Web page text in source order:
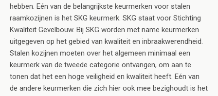
hebben. Eén van de belangrijkste keurmerken voor stalen
raamkozijnen is het SKG keurmerk. SKG staat voor Stichting
Kwaliteit Gevelbouw. Bij SKG worden met name keurmerken
uitgegeven op het gebied van kwaliteit en inbraakwerendheid.
Stalen kozijnen moeten over het algemeen minimaal een
keurmerk van de tweede categorie ontvangen, om aan te
tonen dat het een hoge veiligheid en kwaliteit heeft. Eén van
de andere keurmerken die zich hier ook mee bezighoudt is het